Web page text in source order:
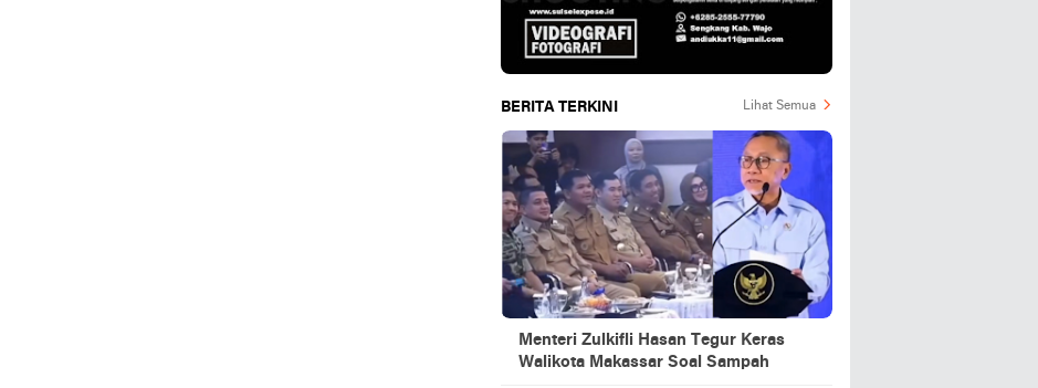
BERITA TERKINI Lihat Semua
Menteri Zulkifli Hasan Tegur Keras
Walikota Makassar Soal Sampah